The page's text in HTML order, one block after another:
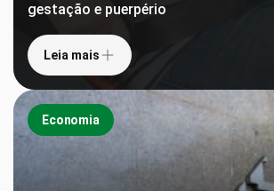
gestação e puerpério
Leia mais
Economia